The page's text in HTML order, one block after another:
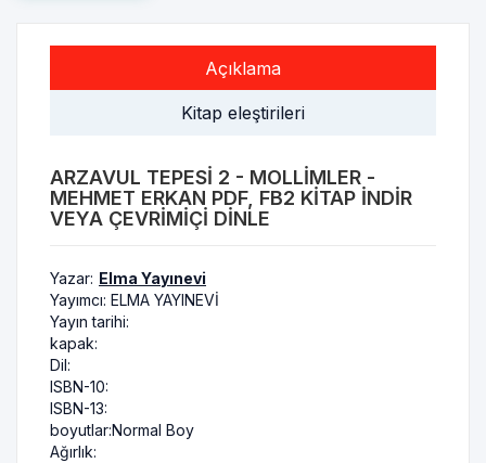
Açıklama
Kitap eleştirileri
ARZAVUL TEPESI 2 - MOLLIMLER -
MEHMET ERKAN PDF, FB2 KITAP INDIR
VEYA ÇEVRIMIÇI DINLE
Yazar: Elma Yayınevi
Yayımcı: ELMA YAYINEVİ
Yayın tarihi:
kapak:
Dil:
ISBN-10:
ISBN-13:
boyutlar:Normal Boy
Ağırlık: